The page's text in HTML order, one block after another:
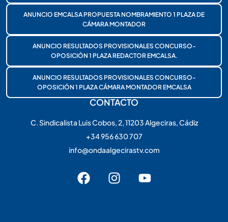
ANUNCIO EMCALSA PROPUESTA NOMBRAMIENTO 1 PLAZA DE
CÁMARA MONTADOR
ANUNCIO RESULTADOS PROVISIONALES CONCURSO-
OPOSICIÓN 1 PLAZA REDACTOR EMCALSA.
ANUNCIO RESULTADOS PROVISIONALES CONCURSO-
OPOSICIÓN 1 PLAZA CÁMARA MONTADOR EMCALSA
CONTACTO
C. Sindicalista Luis Cobos, 2, 11203 Algeciras, Cádiz
+34 956 630 707
info@ondaalgecirastv.com